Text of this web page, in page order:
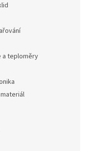
a teploměry